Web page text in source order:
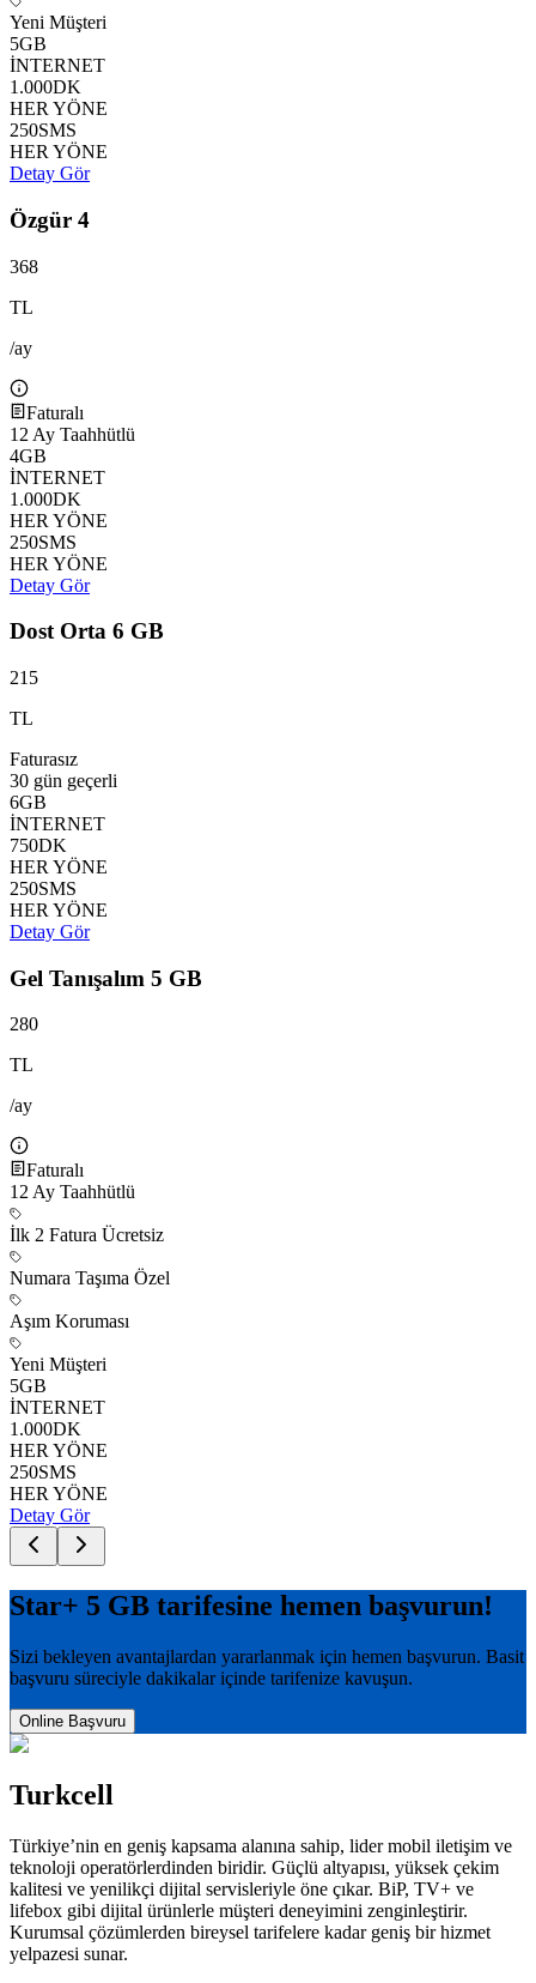
Yeni Müşteri
5GB
İNTERNET
1.000DK
HER YÖNE
250SMS
HER YÖNE
Detay Gör
Özgür 4
368
TL
/ay
Faturalı
12 Ay Taahhütlü
4GB
İNTERNET
1.000DK
HER YÖNE
250SMS
HER YÖNE
Detay Gör
Dost Orta 6 GB
215
TL
Faturasız
30 gün geçerli
6GB
İNTERNET
750DK
HER YÖNE
250SMS
HER YÖNE
Detay Gör
Gel Tanışalım 5 GB
280
TL
/ay
Faturalı
12Ay Taahhütlü
İlk 2 Fatura Ücretsiz
Numara Taşıma Özel
Aşım Koruması
Yeni Müşteri
5GB
İNTERNET
1.000DK
HER YÖNE
250SMS
HER YÖNE
Detay Gör
Star+ 5 GB tarifesine hemen başvurun!
Sizi bekleyen avantajlardan yararlanmak için hemen başvurun. Basit
başvuru süreciyle dakikalar içinde tarifenize kavuşun.
Online Başvuru
Turkcell
Türkiye’nin en geniş kapsama alanına sahip, lider mobil iletişim ve
teknoloji operatörlerdinden biridir. Güçlü altyapısı, yüksek çekim
kalitesi ve yenilikçi dijital servisleriyle öne çıkar. BiP, TV+ ve
lifebox gibi dijital ürünlerle müşteri deneyimini zenginleştirir.
Kurumsal çözümlerden bireysel tarifelere kadar geniş bir hizmet
yelpazesi sunar.